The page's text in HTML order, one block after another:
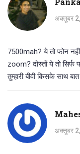
अक्तूबर
7500mah? ये तो फोन
zoom? दोस्तों ये तो
तुम्हारी बीवी किसके साथ
अक्तूबर